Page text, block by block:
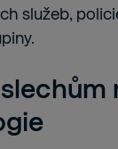
služeb,